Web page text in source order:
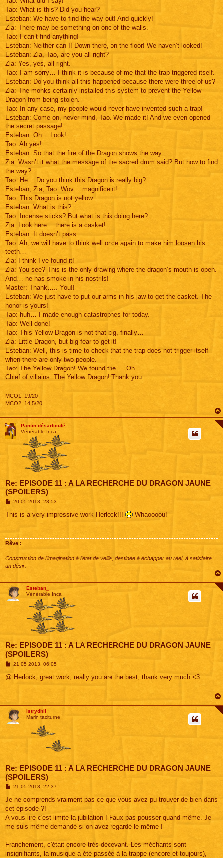
Tao: What is this? Did you hear?
Esteban: We have to find the way out! And quickly!
Zia: There may be something on one of the walls.
Tao: I can’t find anything!
Esteban: Neither can I! Down there, on the floor! We haven’t looked!
Esteban: Zia, Tao, are you all right?
Zia: Yes, yes, all right.
Tao: I am sorry… I think it is because of me that the trap triggered itself.
Esteban: Do you think all this happened because there were three of us?
Zia: The monks certainly installed this system to prevent the Yellow
Dragon from being stolen.
Tao: In any case, my people would never have invented such a trap!
Esteban: Come on, never mind, Tao. We made it! And we even opened
the secret passage!
Esteban: Oh… Look!
Tao: Ah yes!
Esteban: So that the fire of the Dragon shows the way…
Zia: Wasn’t it what the message of the sacred drum said? But how to find
the way?
Tao: He… Do you think this Dragon is really big?
Esteban, Zia, Tao: Wov… magnificent!
Tao: This Dragon is not yellow…
Esteban: What is this?
Tao: Incense sticks? But what is this doing here?
Zia: Look here… there is a casket!
Esteban: It doesn’t pass…
Tao: Ah, we will have to think well once again to make him loosen his
teeth…
Zia: I think I’ve found it!
Zia: You see? This is the only drawing where the dragon’s mouth is open.
And… he has smoke in his nostrils!
Master: Thank….. You!!
Esteban: We just have to put our arms in his jaw to get the casket. The
honor is yours!
Tao: huh… I made enough catastrophes for today.
Tao: Well done!
Tao: This Yellow Dragon is not that big, finally…
Zia: Little Dragon, but big fear to get it!
Esteban: Well, this is time to check that the trap does not trigger itself
when there are only two people.
Tao: The Yellow Dragon! We found the…. Oh….
Chief of villains: The Yellow Dragon! Thank you…
MCO1: 19/20
MCO2: 14.5/20
Pantin désarticulé
Vénérable Inca
Re: EPISODE 11 : A LA RECHERCHE DU DRAGON JAUNE
(SPOILERS)
M
s
20 05 2013, 23:53
This is a very impressive work Herlock!!! Whaoooou!
Rêve :
Construction de l'imagination à l'état de veille, destinée à échapper au réel, à satisfaire
un désir.
Esteban_
Vénérable Inca
Re: EPISODE 11 : A LA RECHERCHE DU DRAGON JAUNE
(SPOILERS)
M
s
21 05 2013, 06:05
@ Herlock, great work, really you are the best, thank very much <3
Istrydhil
Marin taciturne
Re: EPISODE 11 : A LA RECHERCHE DU DRAGON JAUNE
(SPOILERS)
M
s
a
g
21 05 2013, 22:37
Je ne comprends vraiment pas ce que vous avez pu trouver de bien dans
cet épisode ?!
A vous lire c'est limite la jubilation ! Faux pas pousser quand même. Je
me suis même demandé si on avez regardé le même !
Franchement, c'était encore très décevant. Les méchants sont
insignifiants, la musique a été passée à la trappe (encore et toujours),